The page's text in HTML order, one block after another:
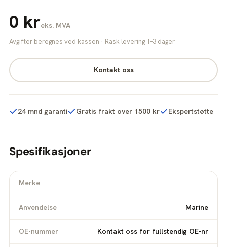
0 kreks. MVA
Avgifter beregnes ved kassen · Rask levering 1–3 dager
Kontakt oss
24 mnd garanti Gratis frakt over 1500 kr Ekspertstøtte
Spesifikasjoner
Merke
Anvendelse Marine
OE-nummer Kontakt oss for fullstendig OE-nr